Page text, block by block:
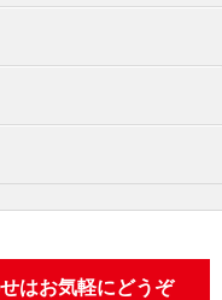
はお気軽にどうぞ